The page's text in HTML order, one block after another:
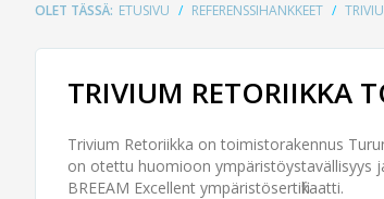
OLET TÄSSÄ: ETUSIVU REFERENSSIHANKKEET
TRIVIUM RETORIIKKA
Trivium Retoriikka on toimistorakennus
on otettu huomioon ympäristöystavällisyys
BREEAM Excellent ympäristösertifikaatti.